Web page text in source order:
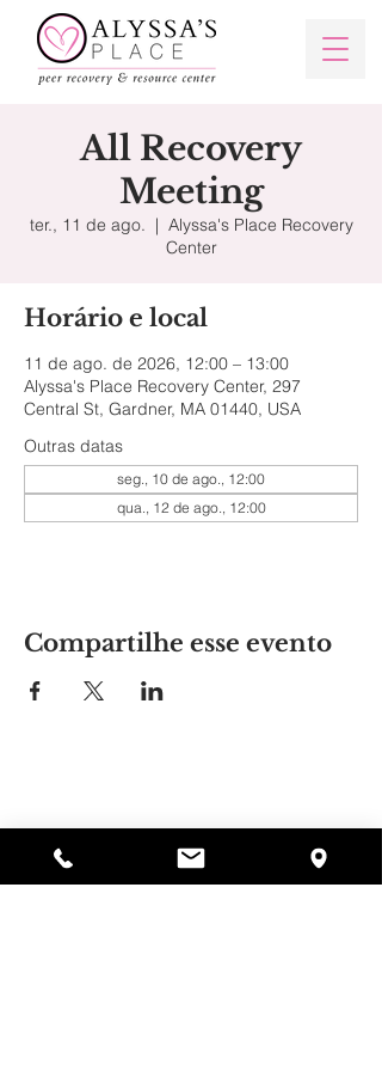
All Recovery
Meeting
ter., 11 de ago.
  |
Alyssa's Place Recovery
Center
Horário e local
11 de ago. de 2026, 12:00 – 13:00
Alyssa's Place Recovery Center, 297
Central St, Gardner, MA 01440, USA
Outras datas
seg., 10 de ago., 12:00
qua., 12 de ago., 12:00
Compartilhe esse evento
297 Central St. Gardner, MA 01440
978-364-0920